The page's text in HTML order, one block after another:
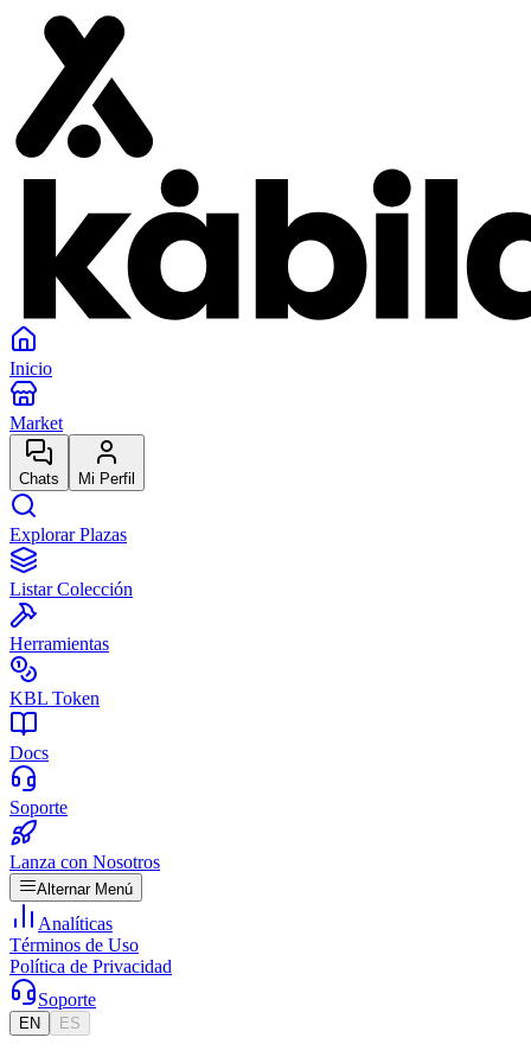
Inicio
Market
Chats Mi Perfil
Explorar Plazas
Listar Colección
Herramientas
KBL Token
Docs
Soporte
Lanza con Nosotros
Alternar Menú
Analíticas
Términos de Uso
Política de Privacidad
Soporte
EN ES